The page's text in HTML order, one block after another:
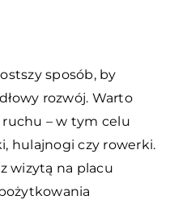
sposób, by
rozwój. Warto
– w tym celu
hulajnogi czy rowerki.
wizytą na placu